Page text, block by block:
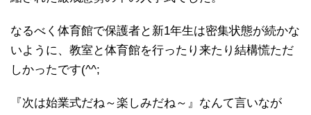
なるべく体育館で保護者と新1年生は密集状態が続かな
いように、教室と体育館を行ったり来たり結構慌ただ
しかったです(^^;
『次は始業式だね～楽しみだね～』なんて言いなが